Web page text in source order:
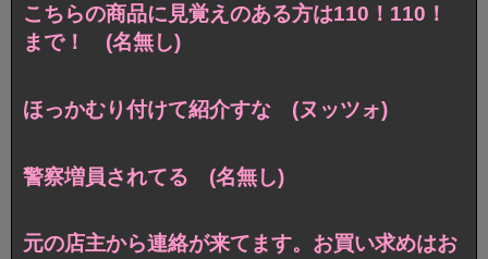
こちらの商品に見覚えのある方は110！110！
まで！ (名無し)
ほっかむり付けて紹介すな (ヌッツォ)
警察増員されてる (名無し)
元の店主から連絡が来てます。お買い求めはお